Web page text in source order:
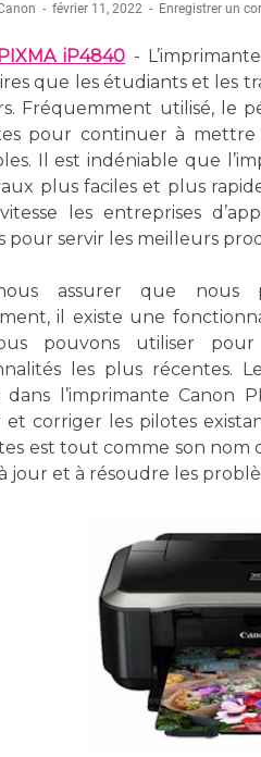
février 11, 2022 Enregistrer un
iP4840 -
que les étudiants et les
Fréquemment utilisé, le
pour continuer à mettre
Il est indéniable que
plus faciles et plus
les entreprises
pour servir les meilleurs
assurer que nous
il existe une
pouvons utiliser
les plus récentes.
dans l’imprimante Canon
et corriger les pilotes
est tout comme son
jour et à résoudre les